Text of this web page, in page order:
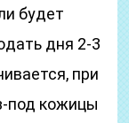
будет
дня 2-3
при
под кожицы